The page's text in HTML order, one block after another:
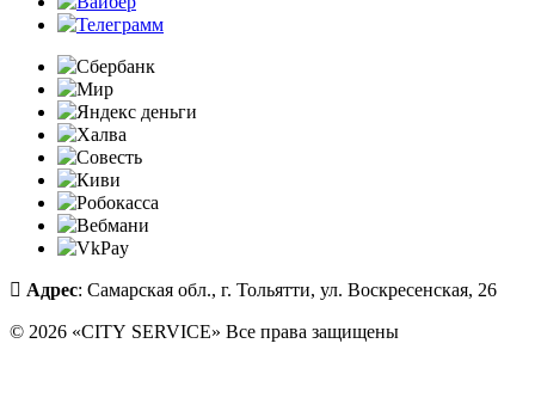
Адрес: Самарская обл., г. Тольятти, ул. Воскресенская, 26
© 2026 «CITY SERVICE» Все права защищены